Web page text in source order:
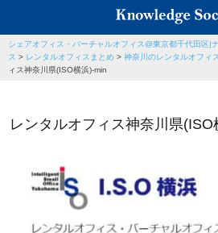
シェアオフィス・バーチャルオフィス@東京都千代田区|
ス > レンタルオフィスまとめ > 神奈川のレンタルオフィ
ィス神奈川県(ISO横浜)-min
レンタルオフィス神奈川県(ISO